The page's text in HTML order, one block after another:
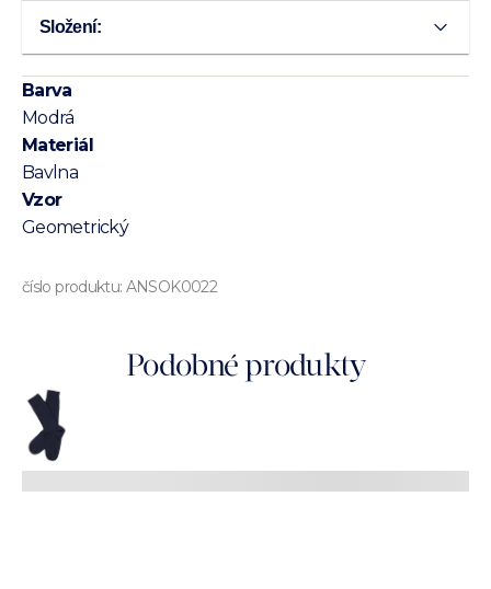
Složení:
Barva
Modrá
Materiál
Bavlna
Vzor
Geometrický
číslo produktu: ANSOK0022
Podobné produkty